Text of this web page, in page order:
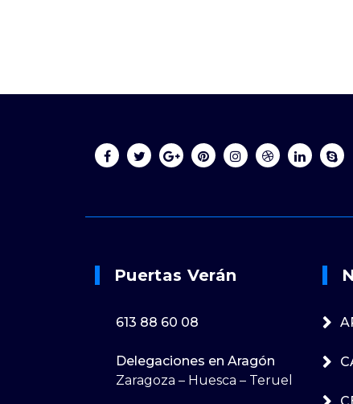
Online 24/7
613 88 60 08
Envianos un
Puertas Verán
613 88 60 08
Delegaciones en Aragón
Zaragoza – Huesca – Teruel